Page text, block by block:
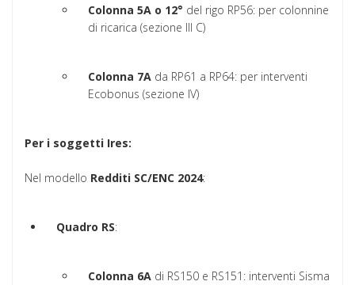
Colonna 5A o 12° del rigo RP56: per colonnine
di ricarica (sezione III C)
Colonna 7A da RP61 a RP64: per interventi
Ecobonus (sezione IV)
Per i soggetti Ires:
Nel modello Redditi SC/ENC 2024:
Quadro RS:
Colonna 6A di RS150 e RS151: interventi Sisma